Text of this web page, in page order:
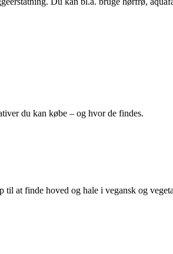
du kan købe – og hvor de findes.
at finde hoved og hale i vegansk og